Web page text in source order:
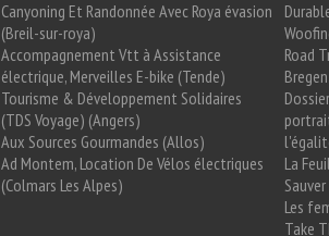
Canyoning Et Randonnée Avec Roya évasion
(Breil-sur-roya)
Accompagnement Vtt à Assistance
électrique, Merveilles E-bike (Tende)
Tourisme & Développement Solidaires
(TDS Voyage) (Angers)
Aux Sources Gourmandes (Allos)
Ad Montem, Location De Vélos électriques
(Colmars Les Alpes)
Road
La
Les
Take